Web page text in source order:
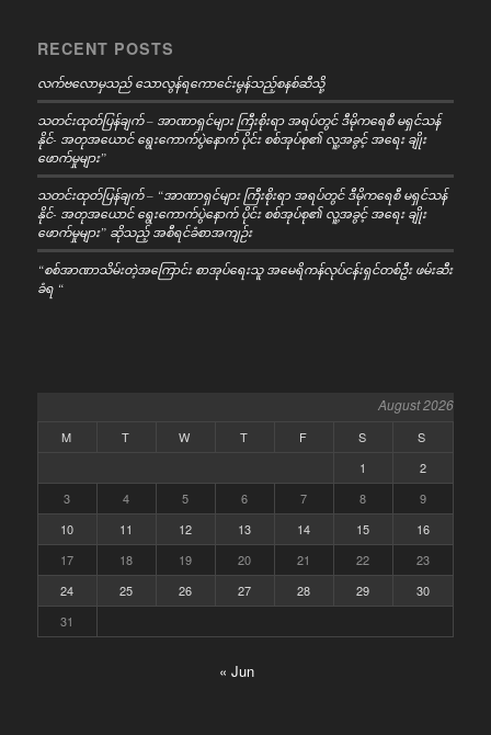
RECENT POSTS
လက်ဗလောမှသည် သောလွန်ရကောင်ေးမွန်သည့်စနစ်ဆီသို့
သတင်းထုတ်ပြန်ချက် – အာဏာရှင်များ ကြီးစိုးရာ အရပ်တွင် ဒီမိုကရေစီ မရှင်သန်
နိုင်- အတုအယောင် ရွေးကောက်ပွဲနောက် ပိုင်း စစ်အုပ်စု၏ လူ့အခွင့် အရေး ချိုး
ဖောက်မှုများ”
သတင်းထုတ်ပြန်ချက် – “အာဏာရှင်များ ကြီးစိုးရာ အရပ်တွင် ဒီမိုကရေစီ မရှင်သန်
နိုင်- အတုအယောင် ရွေးကောက်ပွဲနောက် ပိုင်း စစ်အုပ်စု၏ လူ့အခွင့် အရေး ချိုး
ဖောက်မှုများ” ဆိုသည့် အစီရင်ခံစာအကျဉ်း
“စစ်အာဏာသိမ်းတဲ့အကြောင်း စာအုပ်ရေးသူ အမေရိကန်လုပ်ငန်းရှင်တစ်ဦး ဖမ်းဆီး
ခံရ “
August 2026
M T W T F S
S
1
2
3
4 5 6 7 8
9
10
11 12 13 14 15
16
17
18 19 20 21 22
23
24
25 26 27 28 29
30
31
« Jun